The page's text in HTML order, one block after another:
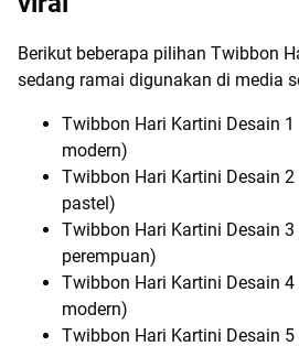
Berikut beberapa pilihan Twibbon
sedang ramai digunakan di media
Twibbon Hari Kartini Desain
modern)
Twibbon Hari Kartini Desain
pastel)
Twibbon Hari Kartini Desain
perempuan)
Twibbon Hari Kartini Desain
modern)
Twibbon Hari Kartini Desain